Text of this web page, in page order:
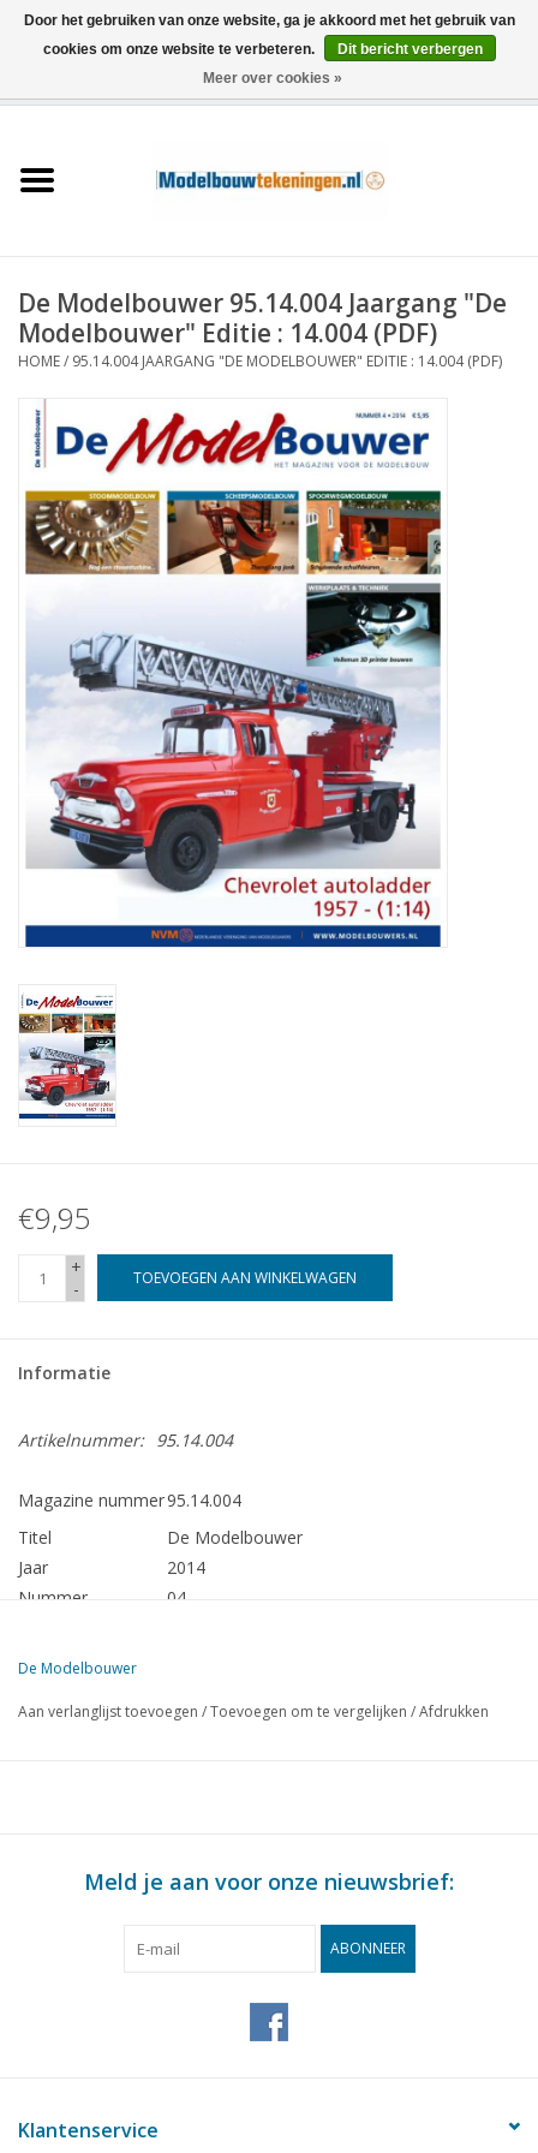
Schepen
Houtbouw
Machines
Documentatie
Nieuwe tekeningen
NIEUWE TIJDSCHRIFTEN
ABONNEMENT DE
MODELBOUWER
Bouwbeschrijvingen
De Modelbouwer 95.14.004 Jaargang "De
Modelbouwer" Editie : 14.004 (PDF)
HOME/ 95.14.004 JAARGANG "DE MODELBOUWER" EDITIE : 14.004 (PDF)
€9,95
+
-
TOEVOEGEN AAN WINKELWAGEN
Informatie
Artikelnummer: 95.14.004
Magazine nummer95.14.004
Titel
De Modelbouwer
Jaar
2014
Nummer
04
Deze editie van De Modelbouwer is uitsluitend op digitale basis (in
De Modelbouwer
Aan verlanglijst toevoegen /Toevoegen om te vergelijken /Afdrukken
Meld je aan voor onze nieuwsbrief:
ABONNEER
Klantenservice
Door het gebruiken van onze website, ga je akkoord met het gebruik van
cookies om onze website te verbeteren.
Dit bericht verbergen
Meer over cookies »